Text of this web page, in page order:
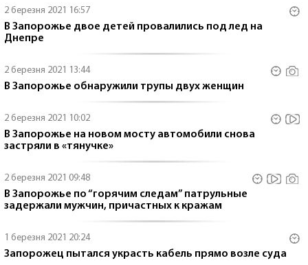
2 березня 2021 16:57
В Запорожье двое детей провалились под лед на
Днепре
2 березня 2021 13:44
В Запорожье обнаружили трупы двух женщин
2 березня 2021 10:02
В Запорожье на новом мосту автомобили снова
застряли в «тянучке»
2 березня 2021 09:48
В Запорожье по “горячим следам” патрульные
задержали мужчин, причастных к кражам
1 березня 2021 20:24
Запорожец пытался украсть кабель прямо возле суда